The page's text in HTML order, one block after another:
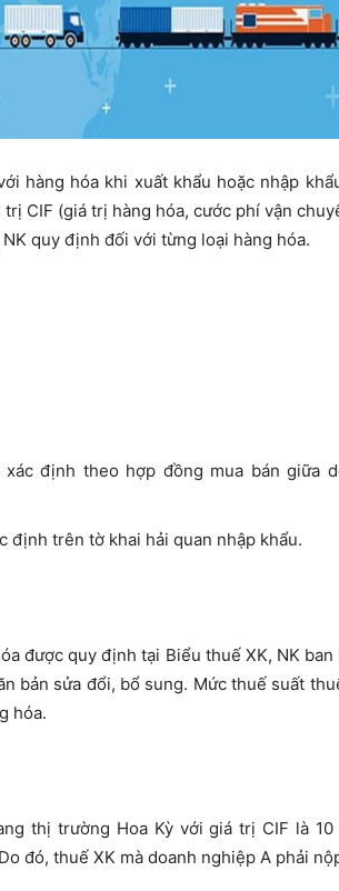
hàng hóa khi xuất khẩu hoặc nhập
CIF (giá trị hàng hóa, cước phí vận
quy định đối với từng loại hàng hóa.
định theo hợp đồng mua bán giữa
định trên tờ khai hải quan nhập khẩu.
được quy định tại Biểu thuế XK, NK ban
bản sửa đổi, bổ sung. Mức thuế suất
hóa.
thị trường Hoa Kỳ với giá trị CIF là 10
đó, thuế XK mà doanh nghiệp A phải